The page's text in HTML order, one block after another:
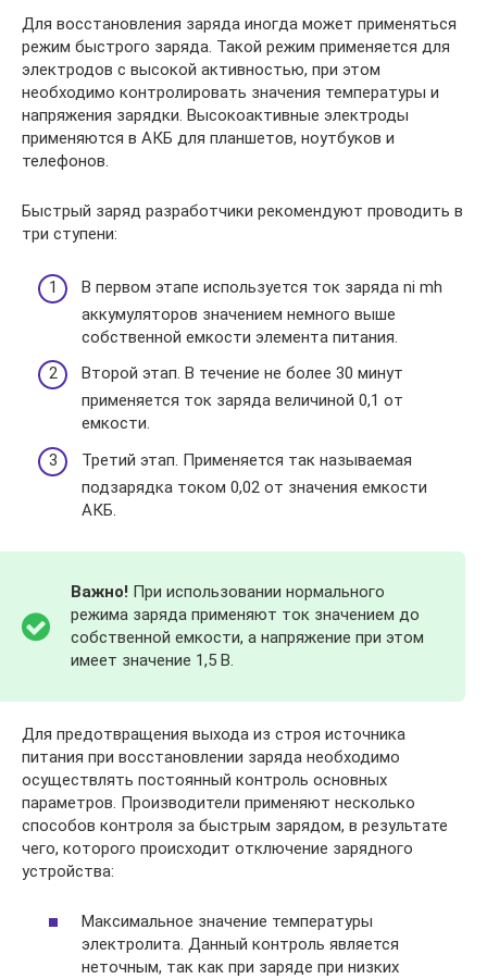
Для восстановления заряда иногда может применяться
режим быстрого заряда. Такой режим применяется для
электродов с высокой активностью, при этом
необходимо контролировать значения температуры и
напряжения зарядки. Высокоактивные электроды
применяются в АКБ для планшетов, ноутбуков и
телефонов.
Быстрый заряд разработчики рекомендуют проводить в
три ступени:
В первом этапе используется ток заряда ni mh
аккумуляторов значением немного выше
собственной емкости элемента питания.
Второй этап. В течение не более 30 минут
применяется ток заряда величиной 0,1 от
емкости.
Третий этап. Применяется так называемая
подзарядка током 0,02 от значения емкости
АКБ.
Важно! При использовании нормального
режима заряда применяют ток значением до
собственной емкости, а напряжение при этом
имеет значение 1,5 В.
Для предотвращения выхода из строя источника
питания при восстановлении заряда необходимо
осуществлять постоянный контроль основных
параметров. Производители применяют несколько
способов контроля за быстрым зарядом, в результате
чего, которого происходит отключение зарядного
устройства:
Максимальное значение температуры
электролита. Данный контроль является
неточным, так как при заряде при низких